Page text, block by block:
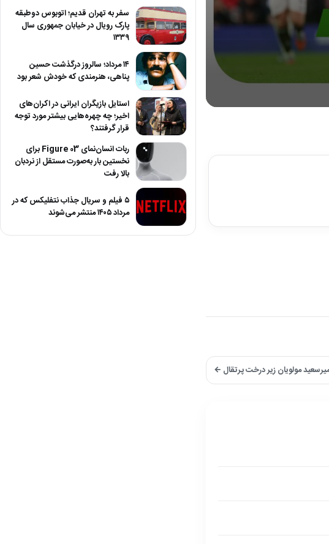
23
مولویان زیر درخت پرتقال ←
سفر به تهران قدیم؛ اتوبوس دوطبقه
پارک رویال در خیابان جمهوری سال
۱۳۳۹
۱۴ مرداد؛ سالروز درگذشت حسین
پناهی، هنرمندی که خودش شعر بود
استایل بازیگران ایرانی در اکران‌های
اخیر؛ چه چهره‌هایی بیشتر مورد توجه
قرار گرفتند؟
ربات انسان‌نمای Figure 03 برای
نخستین بار به‌صورت مستقل از نردبان
بالا رفت
۵ فیلم و سریال جذاب نتفلیکس که در
مرداد ۱۴۰۵ منتشر می‌شوند